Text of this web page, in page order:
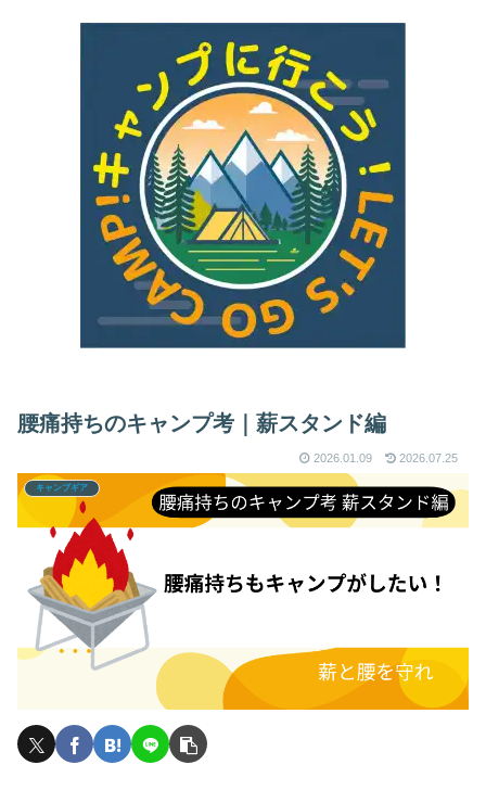
腰痛持ちのキャンプ考｜薪スタンド編
2026.01.09 2026.07.25
キャンプギア